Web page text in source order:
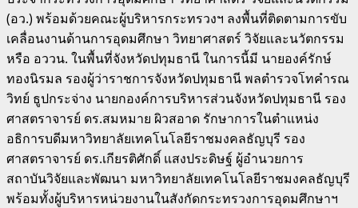
(อว.) พร้อมด้วยคณะผู้บริหารกระทรวงฯ ลงพื้นที่ติดตามการขับ
เคลื่อนงานด้านการอุดมศึกษา วิทยาศาสตร์ วิจัยและนวัตกรรม
หรือ อววน. ในพื้นที่จังหวัดปทุมธานี ในการนี้มี นายองค์รักษ์
ทองนิรมล รองผู้ว่าราชการจังหวัดปทุมธานี พลตำรวจโทคำรณ
วิทย์ ธูปกระจ่าง นายกองค์การบริหารส่วนจังหวัดปทุมธานี รอง
ศาสตราจารย์ ดร.สมหมาย ผิวสอาด รักษาการในตำแหน่ง
อธิการบดีมหาวิทยาลัยเทคโนโลยีราชมงคลธัญบุรี รอง
ศาสตราจารย์ ดร.เกียรติศักดิ์ แสงประดิษฐ์ ผู้อำนวยการ
สถาบันวิจัยและพัฒนา มหาวิทยาลัยเทคโนโลยีราชมงคลธัญบุรี
พร้อมทั้งผู้บริหารหน่วยงานในสังกัดกระทรวงการอุดมศึกษาฯ